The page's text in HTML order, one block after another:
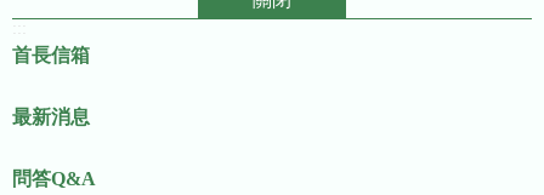
首長信箱
最新消息
問答Q&A